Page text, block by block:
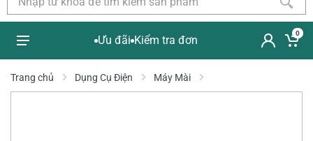
Ưu đãi Kiểm tra đơn
0
Trang chủ Dụng Cụ Điện Máy Mài